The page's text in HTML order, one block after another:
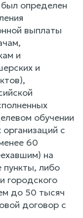
был определен
выплаты
и
и
обучении
с
60
на
пункты, либо
городского
до 50 тысяч
договор с